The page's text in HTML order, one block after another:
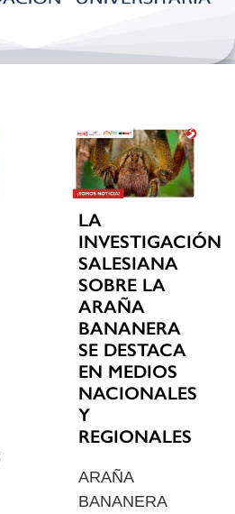
LA
INVESTIGACIÓN
SALESIANA
SOBRE LA
ARAÑA
BANANERA
SE DESTACA
EN MEDIOS
NACIONALES
Y
REGIONALES
ARAÑA
BANANERA